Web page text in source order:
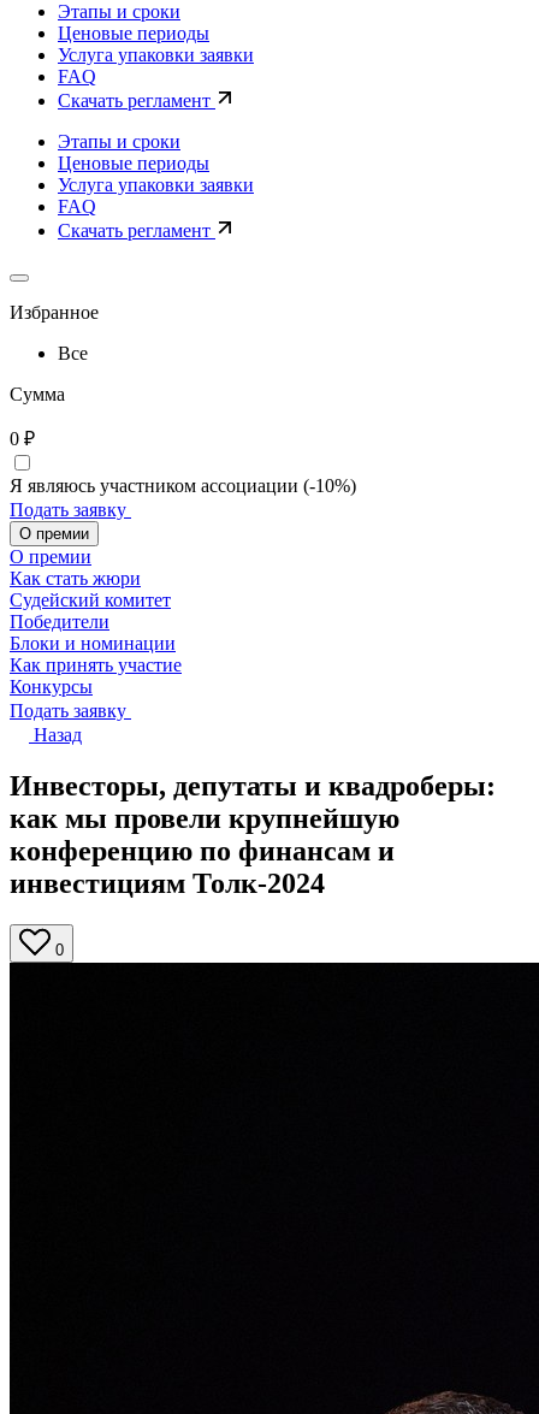
Этапы и сроки
Ценовые периоды
Услуга упаковки заявки
FAQ
Скачать регламент
Этапы и сроки
Ценовые периоды
Услуга упаковки заявки
FAQ
Скачать регламент
Избранное
Все
Сумма
0 ₽
Я являюсь участником ассоциации (-10%)
Подать заявку
О премии
О премии
Как стать жюри
Судейский комитет
Победители
Блоки и номинации
Как принять участие
Конкурсы
Подать заявку
Назад
Инвесторы, депутаты и квадроберы:
как мы провели крупнейшую
конференцию по финансам и
инвестициям Толк-2024
0